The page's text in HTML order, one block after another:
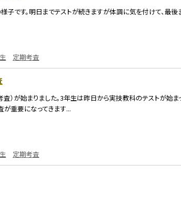
です。明日までテストが続きますが体調に気を付けて、最後
定期考査
）が始まりました。3年生は昨日から実技教科のテストが始
重要になってきます...
定期考査